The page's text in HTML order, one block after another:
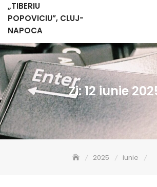
„TIBERIU
POPOVICIU”, CLUJ-
NAPOCA
Zi:12 iunie
2025 iunie